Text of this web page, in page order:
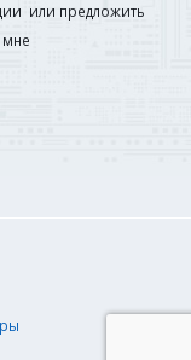
или предложить